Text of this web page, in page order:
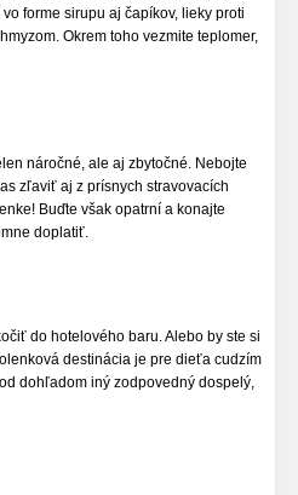
forme sirupu aj čapíkov, lieky proti
Okrem toho vezmite teplomer,
náročné, ale aj zbytočné. Nebojte
zľaviť aj z prísnych stravovacích
Buďte však opatrní a konajte
doplatiť.
do hotelového baru. Alebo by ste si
destinácia je pre dieťa cudzím
dohľadom iný zodpovedný dospelý,